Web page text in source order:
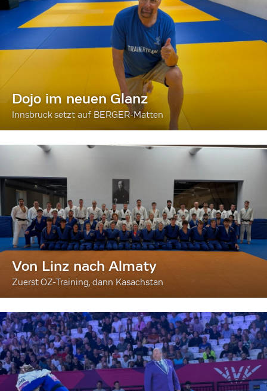
Dojo im neuen Glanz
Innsbruck setzt auf BERGER-Matten
Von Linz nach Almaty
Zuerst OZ-Training, dann Kasachstan